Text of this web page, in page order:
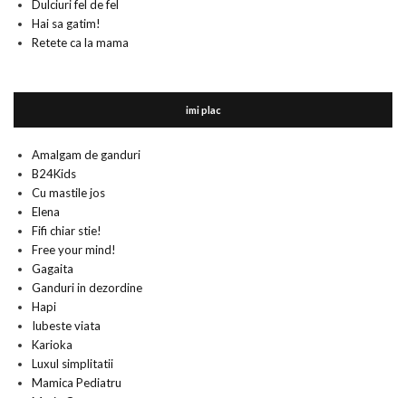
Dulciuri fel de fel
Hai sa gatim!
Retete ca la mama
imi plac
Amalgam de ganduri
B24Kids
Cu mastile jos
Elena
Fifi chiar stie!
Free your mind!
Gagaita
Ganduri in dezordine
Hapi
Iubeste viata
Karioka
Luxul simplitatii
Mamica Pediatru